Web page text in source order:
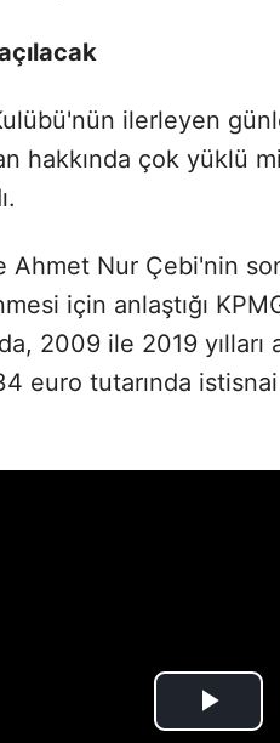
ilerleyen
hakkında çok yüklü
Ahmet Nur Çebi'nin
için anlaştığı
2009 ile 2019 yılları
euro tutarında